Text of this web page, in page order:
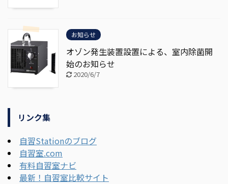
お知らせ
オゾン発生装置設置による、室内除菌開
始のお知らせ
2020/6/7
リンク集
自習Stationのブログ
自習室.com
有料自習室ナビ
最新！自習室比較サイト